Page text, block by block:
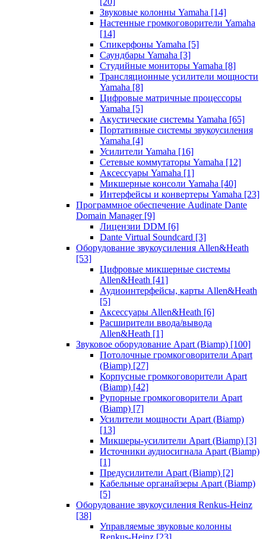
Звуковые колонны Yamaha [14]
Настенные громкоговорители Yamaha
[14]
Спикерфоны Yamaha [5]
Саундбары Yamaha [3]
Студийные мониторы Yamaha [8]
Трансляционные усилители мощности
Yamaha [8]
Цифровые матричные процессоры
Yamaha [5]
Акустические системы Yamaha [65]
Портативные системы звукоусиления
Yamaha [4]
Усилители Yamaha [16]
Сетевые коммутаторы Yamaha [12]
Аксессуары Yamaha [1]
Микшерные консоли Yamaha [40]
Интерфейсы и конвертеры Yamaha [23]
Программное обеспечение Audinate Dante
Domain Manager [9]
Лицензии DDM [6]
Dante Virtual Soundcard [3]
Оборудование звукоусиления Allen&Heath
[53]
Цифровые микшерные системы
Allen&Heath [41]
Аудиоинтерфейсы, карты Allen&Heath
[5]
Аксессуары Allen&Heath [6]
Расширители ввода/вывода
Allen&Heath [1]
Звуковое оборудование Apart (Biamp) [100]
Потолочные громкоговорители Apart
(Biamp) [27]
Корпусные громкоговорители Apart
(Biamp) [42]
Рупорные громкоговорители Apart
(Biamp) [7]
Усилители мощности Apart (Biamp)
[13]
Микшеры-усилители Apart (Biamp) [3]
Источники аудиосигнала Apart (Biamp)
[1]
Предусилители Apart (Biamp) [2]
Кабельные органайзеры Apart (Biamp)
[5]
Оборудование звукоусиления Renkus-Heinz
[38]
Управляемые звуковые колонны
Renkus-Heinz [23]